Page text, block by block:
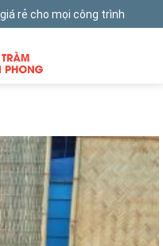
rẻ cho mọi công trình